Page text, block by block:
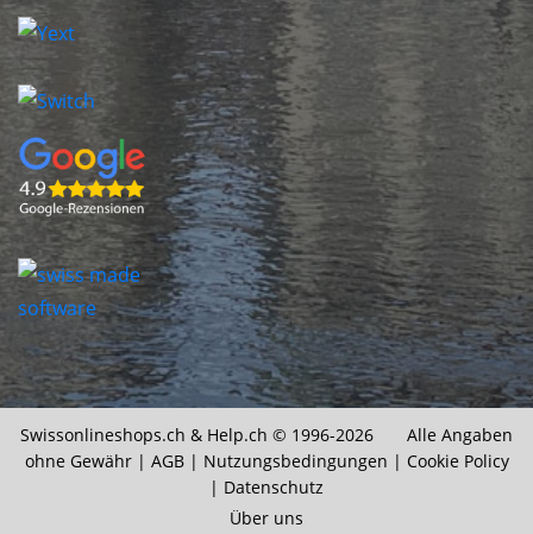
Swissonlineshops.ch & Help.ch © 1996-2026 Alle Angaben
ohne Gewähr | AGB| Nutzungsbedingungen | Cookie Policy
| Datenschutz
Über uns